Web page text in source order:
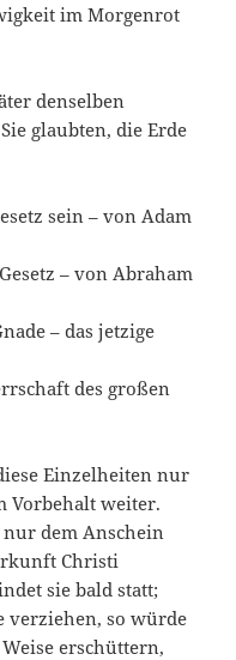
im Morgenrot
denselben
glaubten, die Erde
sein – von Adam
– von Abraham
– das jetzige
des großen
Einzelheiten nur
Vorbehalt weiter.
dem Anschein
Christi
sie bald statt;
verziehen, so würde
erschüttern,